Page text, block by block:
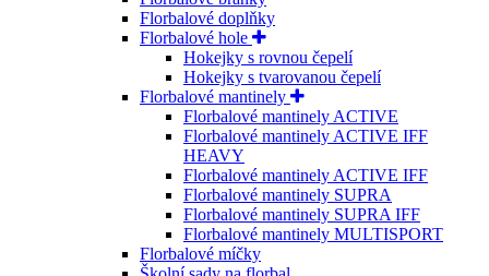
Florbalové doplňky
Florbalové hole
Hokejky s rovnou čepelí
Hokejky s tvarovanou čepelí
Florbalové mantinely
Florbalové mantinely ACTIVE
Florbalové mantinely ACTIVE IFF
HEAVY
Florbalové mantinely ACTIVE IFF
Florbalové mantinely SUPRA
Florbalové mantinely SUPRA IFF
Florbalové mantinely MULTISPORT
Florbalové míčky